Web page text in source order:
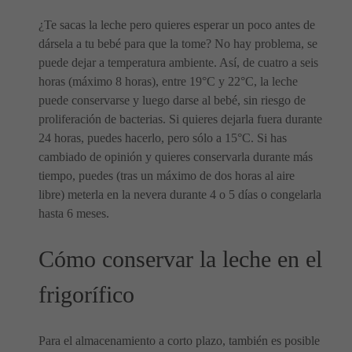
¿Te sacas la leche pero quieres esperar un poco antes de
dársela a tu bebé para que la tome? No hay problema, se
puede dejar a temperatura ambiente. Así, de cuatro a seis
horas (máximo 8 horas), entre 19°C y 22°C, la leche
puede conservarse y luego darse al bebé, sin riesgo de
proliferación de bacterias. Si quieres dejarla fuera durante
24 horas, puedes hacerlo, pero sólo a 15°C. Si has
cambiado de opinión y quieres conservarla durante más
tiempo, puedes (tras un máximo de dos horas al aire
libre) meterla en la nevera durante 4 o 5 días o congelarla
hasta 6 meses.
Cómo conservar la leche en el
frigorífico
Para el almacenamiento a corto plazo, también es posible